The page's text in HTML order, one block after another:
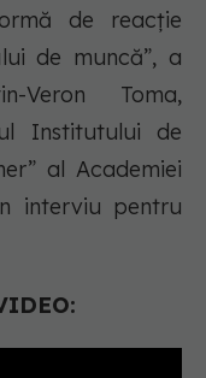
de reacție
de muncă”, a
Veron Toma,
Institutului de
al Academiei
interviu pentru